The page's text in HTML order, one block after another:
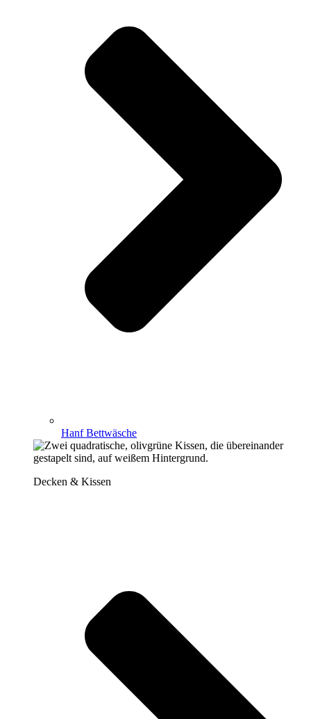
Hanf Bettwäsche
Decken & Kissen